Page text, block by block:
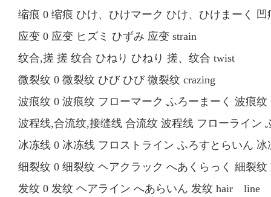
缩痕 0 缩痕 ひけ、ひけマーク ひけ、ひけまーく
应变 0 应变 ヒズミ ひずみ 应变 strain
纹合,搓 搓 纹合 ひねり ひねり 搓、纹合 twist
微裂纹 0 微裂纹 ひび ひび 微裂纹 crazing
波痕纹 0 波痕纹 フローマーク ふろーまーく 波痕
波程线,合流纹,接缝线 合流纹 波程线 フローライ
冰冻线 0 冰冻线 フロストライン ふろすとらいん
细裂纹 0 细裂纹 ヘアクラック へあくらっく 細裂
发纹 0 发纹 ヘアライン へあらいん 发纹 hair line